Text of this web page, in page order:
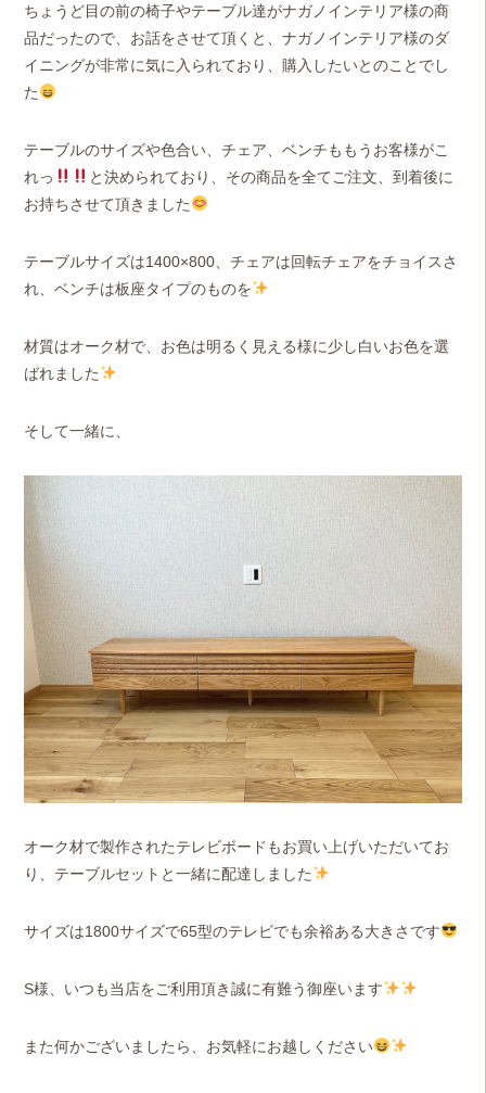
ちょうど目の前の椅子やテーブル達がナガノインテリア様の商
品だったので、お話をさせて頂くと、ナガノインテリア様のダ
イニングが非常に気に入られており、購入したいとのことでし
た
テーブルのサイズや色合い、チェア、ベンチももうお客様がこ
れっ
と決められており、その商品を全てご注文、到着後に
お持ちさせて頂きました
テーブルサイズは1400×800、チェアは回転チェアをチョイスさ
れ、ベンチは板座タイプのものを
材質はオーク材で、お色は明るく見える様に少し白いお色を選
ばれました
そして一緒に、
オーク材で製作されたテレビボードもお買い上げいただいてお
り、テーブルセットと一緒に配達しました
サイズは1800サイズで65型のテレビでも余裕ある大きさです
S様、いつも当店をご利用頂き誠に有難う御座います
また何かございましたら、お気軽にお越しください